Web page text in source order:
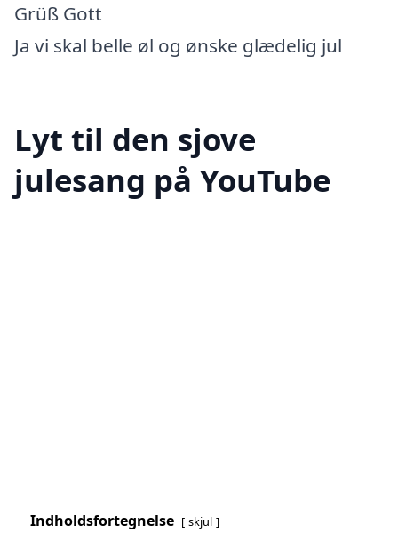
Grüß Gott
Ja vi skal belle øl og ønske glædelig jul
Lyt til den sjove
julesang på YouTube
Indholdsfortegnelse skjul